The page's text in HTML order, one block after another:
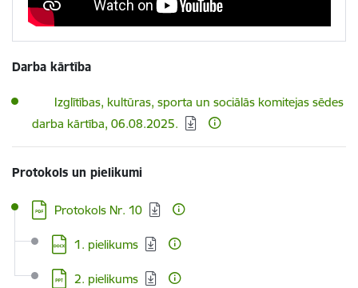
Darba kārtība
Lejupielādēt:
Izglītības, kultūras, sporta un sociālās komitejas sēdes
darba kārtība, 06.08.2025.
Protokols un pielikumi
Lejupielādēt:
Protokols Nr. 10
Lejupielādēt:
1. pielikums
Lejupielādēt:
2. pielikums